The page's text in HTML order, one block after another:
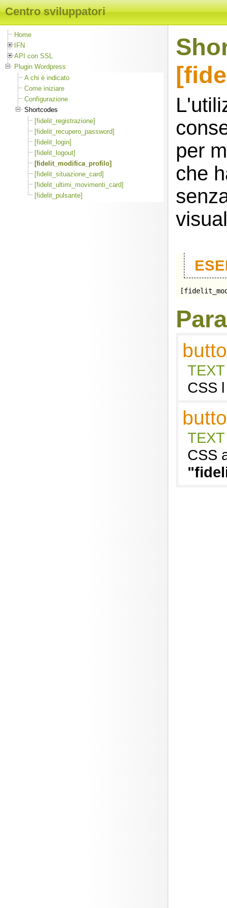
Centro sviluppatori
Home
IFN
API con SSL
Plugin Wordpress
A chi è indicato
Come iniziare
Configurazione
Shortcodes
[fidelit_registrazione]
[fidelit_recupero_password]
[fidelit_login]
[fidelit_logout]
[fidelit_modifica_profilo]
[fidelit_situazione_card]
[fidelit_ultimi_movimenti_card]
[fidelit_pulsante]
per
che
TEXT
CSS
TEXT
CSS